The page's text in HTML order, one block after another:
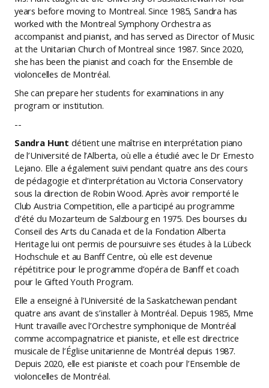
years before moving to Montreal. Since 1985, Sandra has
worked with the Montreal Symphony Orchestra as
accompanist and pianist, and has served as Director of Music
at the Unitarian Church of Montreal since 1987. Since 2020,
she has been the pianist and coach for the Ensemble de
violoncelles de Montréal.
She can prepare her students for examinations in any
program or institution.
--
Sandra Hunt détient une maîtrise en interprétation piano
de l’Université de l’Alberta, où elle a étudié avec le Dr Ernesto
Lejano. Elle a également suivi pendant quatre ans des cours
de pédagogie et d’interprétation au Victoria Conservatory
sous la direction de Robin Wood. Après avoir remporté le
Club Austria Competition, elle a participé au programme
d’été du Mozarteum de Salzbourg en 1975. Des bourses du
Conseil des Arts du Canada et de la Fondation Alberta
Heritage lui ont permis de poursuivre ses études à la Lübeck
Hochschule et au Banff Centre, où elle est devenue
répétitrice pour le programme d’opéra de Banff et coach
pour le Gifted Youth Program.
Elle a enseigné à l’Université de la Saskatchewan pendant
quatre ans avant de s’installer à Montréal. Depuis 1985, Mme
Hunt travaille avec l’Orchestre symphonique de Montréal
comme accompagnatrice et pianiste, et elle est directrice
musicale de l’Église unitarienne de Montréal depuis 1987.
Depuis 2020, elle est pianiste et coach pour l’Ensemble de
violoncelles de Montréal.